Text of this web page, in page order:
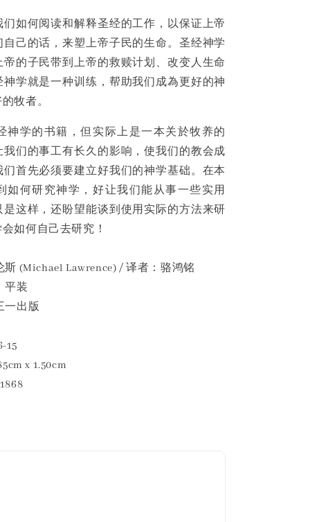
如何阅读和解释圣经的工作，以保证上帝
己的话，来塑上帝子民的生命。圣经神学
的子民带到上帝的救赎计划、改变人生命
学就是一种训练，帮助我们成為更好的神
牧者。
神学的书籍，但实际上是一本关於牧养的
们的事工有长久的影响，使我们的教会成
首先必须要建立好我们的神学基础。在本
如何研究神学，好让我们能从事一些实用
这样，还盼望能谈到使用实际的方法来研
如何自己去研究！
(Michael Lawrence) / 译者：骆鸿铭
平装
一出版
15
x 1.50cm